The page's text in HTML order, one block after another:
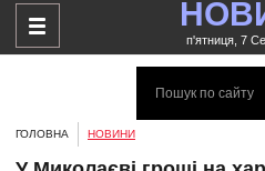
п'ятниця, 7
ГОЛОВНА НОВИНИ